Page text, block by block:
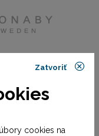
Zatvoriť
cookies na